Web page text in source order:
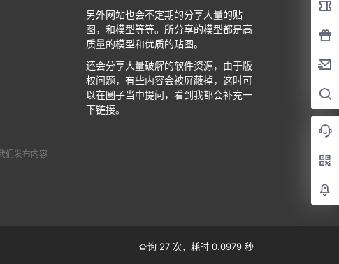
们发布内容
另外网站也会不定期的分享大量的贴
图，和模型等等。所分享的模型都是高
质量的模型和优质的贴图。
还会分享大量破解的软件资源，由于版
权问题，有些内容会被屏蔽掉，这时可
以在圈子当中提问，看到我都会补充一
下链接。
查询 27 次，耗时 0.0979 秒